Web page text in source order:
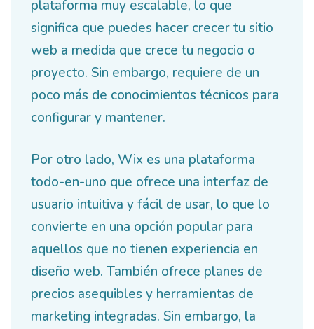
plataforma muy escalable, lo que
significa que puedes hacer crecer tu sitio
web a medida que crece tu negocio o
proyecto. Sin embargo, requiere de un
poco más de conocimientos técnicos para
configurar y mantener.
Por otro lado, Wix es una plataforma
todo-en-uno que ofrece una interfaz de
usuario intuitiva y fácil de usar, lo que lo
convierte en una opción popular para
aquellos que no tienen experiencia en
diseño web. También ofrece planes de
precios asequibles y herramientas de
marketing integradas. Sin embargo, la